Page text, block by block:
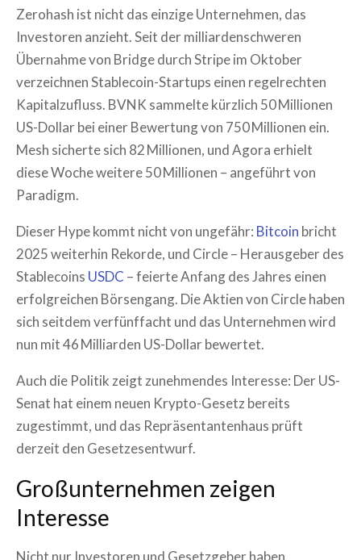
Zerohash ist nicht das einzige Unternehmen, das
Investoren anzieht. Seit der milliardenschweren
Übernahme von Bridge durch Stripe im Oktober
verzeichnen Stablecoin-Startups einen regelrechten
Kapitalzufluss. BVNK sammelte kürzlich 50 Millionen
US-Dollar bei einer Bewertung von 750 Millionen ein.
Mesh sicherte sich 82 Millionen, und Agora erhielt
diese Woche weitere 50 Millionen – angeführt von
Paradigm.
Dieser Hype kommt nicht von ungefähr: Bitcoin bricht
2025 weiterhin Rekorde, und Circle – Herausgeber des
Stablecoins USDC – feierte Anfang des Jahres einen
erfolgreichen Börsengang. Die Aktien von Circle haben
sich seitdem verfünffacht und das Unternehmen wird
nun mit 46 Milliarden US-Dollar bewertet.
Auch die Politik zeigt zunehmendes Interesse: Der US-
Senat hat einem neuen Krypto-Gesetz bereits
zugestimmt, und das Repräsentantenhaus prüft
derzeit den Gesetzesentwurf.
Großunternehmen zeigen
Interesse
Nicht nur Investoren und Gesetzgeber haben